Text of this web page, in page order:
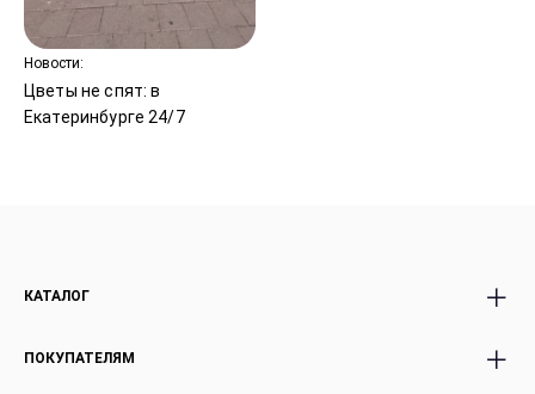
Новости:
Цветы не спят: в
Екатеринбурге 24/7
КАТАЛОГ
Розы
ПОКУПАТЕЛЯМ